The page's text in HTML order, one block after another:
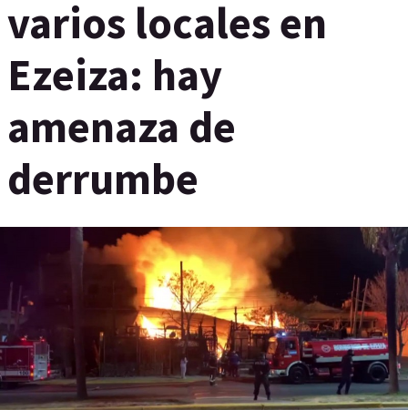
varios locales en
Ezeiza: hay
amenaza de
derrumbe